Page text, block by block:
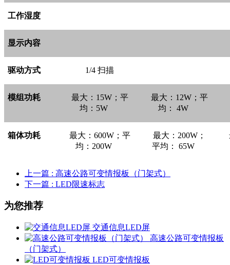
工作湿度
显示内容
驱动方式 1/4 扫描
模组功耗
最大：15W；平
均：5W
最大：12W；平
均： 4W
箱体功耗
最大：600W；平
均：200W
最大：200W；
平均： 65W
上一篇 : 高速公路可变情报板（门架式）
下一篇 : LED限速标志
为您推荐
交通信息LED屏
高速公路可变情报板
（门架式）
LED可变情报板